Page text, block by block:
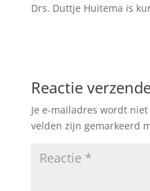
Drs. Duttje Huitema is
Reactie
Je e-mailadres wordt
velden zijn gemarkeerd